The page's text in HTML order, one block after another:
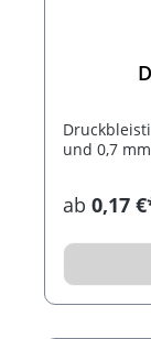
und 0,7
ab 0,17